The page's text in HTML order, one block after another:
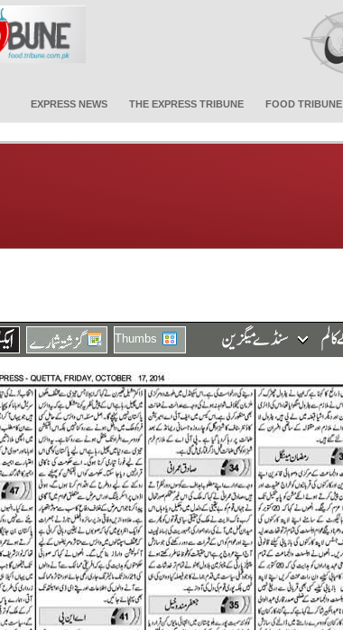
EXPRESS NEWS THE EXPRESS TRIBUNE FOOD TRIBUNE
Thumbs